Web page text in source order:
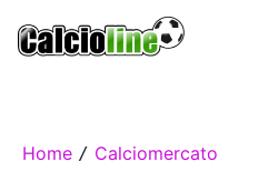
Home / Calciomercato